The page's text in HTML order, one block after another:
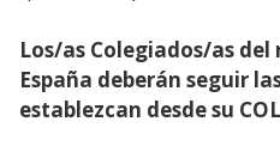
Los/as Colegiados/as del
España deberán seguir
establezcan desde su